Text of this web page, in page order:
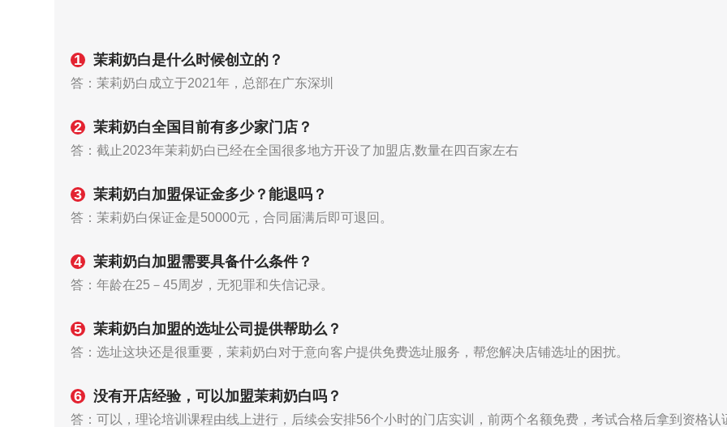
1 茉莉奶白是什么时候创立的？
答：茉莉奶白成立于2021年，总部在广东深圳
2 茉莉奶白全国目前有多少家门店？
答：截止2023年茉莉奶白已经在全国很多地方开设了加盟店,数量在四百家左右
3 茉莉奶白加盟保证金多少？能退吗？
答：茉莉奶白保证金是50000元，合同届满后即可退回。
4 茉莉奶白加盟需要具备什么条件？
答：年龄在25－45周岁，无犯罪和失信记录。
5 茉莉奶白加盟的选址公司提供帮助么？
答：选址这块还是很重要，茉莉奶白对于意向客户提供免费选址服务，帮您解决店铺选址的困扰。
6 没有开店经验，可以加盟茉莉奶白吗？
答：可以，理论培训课程由线上进行，后续会安排56个小时的门店实训，前两个名额免费，考试合格后拿到资格认